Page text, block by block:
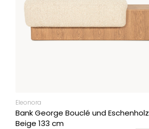
Eleonora
Bank George Bouclé und Eschenholz
Beige 133 cm